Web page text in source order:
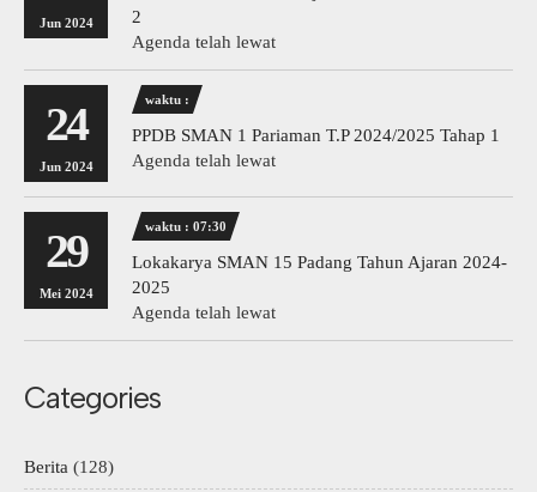
Jun 2024
2
Agenda telah lewat
24
Jun 2024
waktu :
PPDB SMAN 1 Pariaman T.P 2024/2025 Tahap 1
Agenda telah lewat
29
Mei 2024
waktu : 07:30
Lokakarya SMAN 15 Padang Tahun Ajaran 2024-
2025
Agenda telah lewat
Categories
Berita (128)